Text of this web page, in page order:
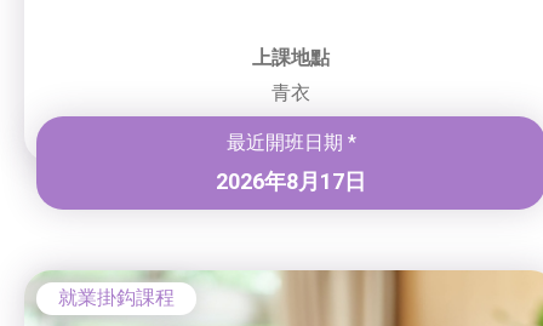
上課地點
青衣
最近開班日期 *
2026年8月17日
就業掛鈎課程